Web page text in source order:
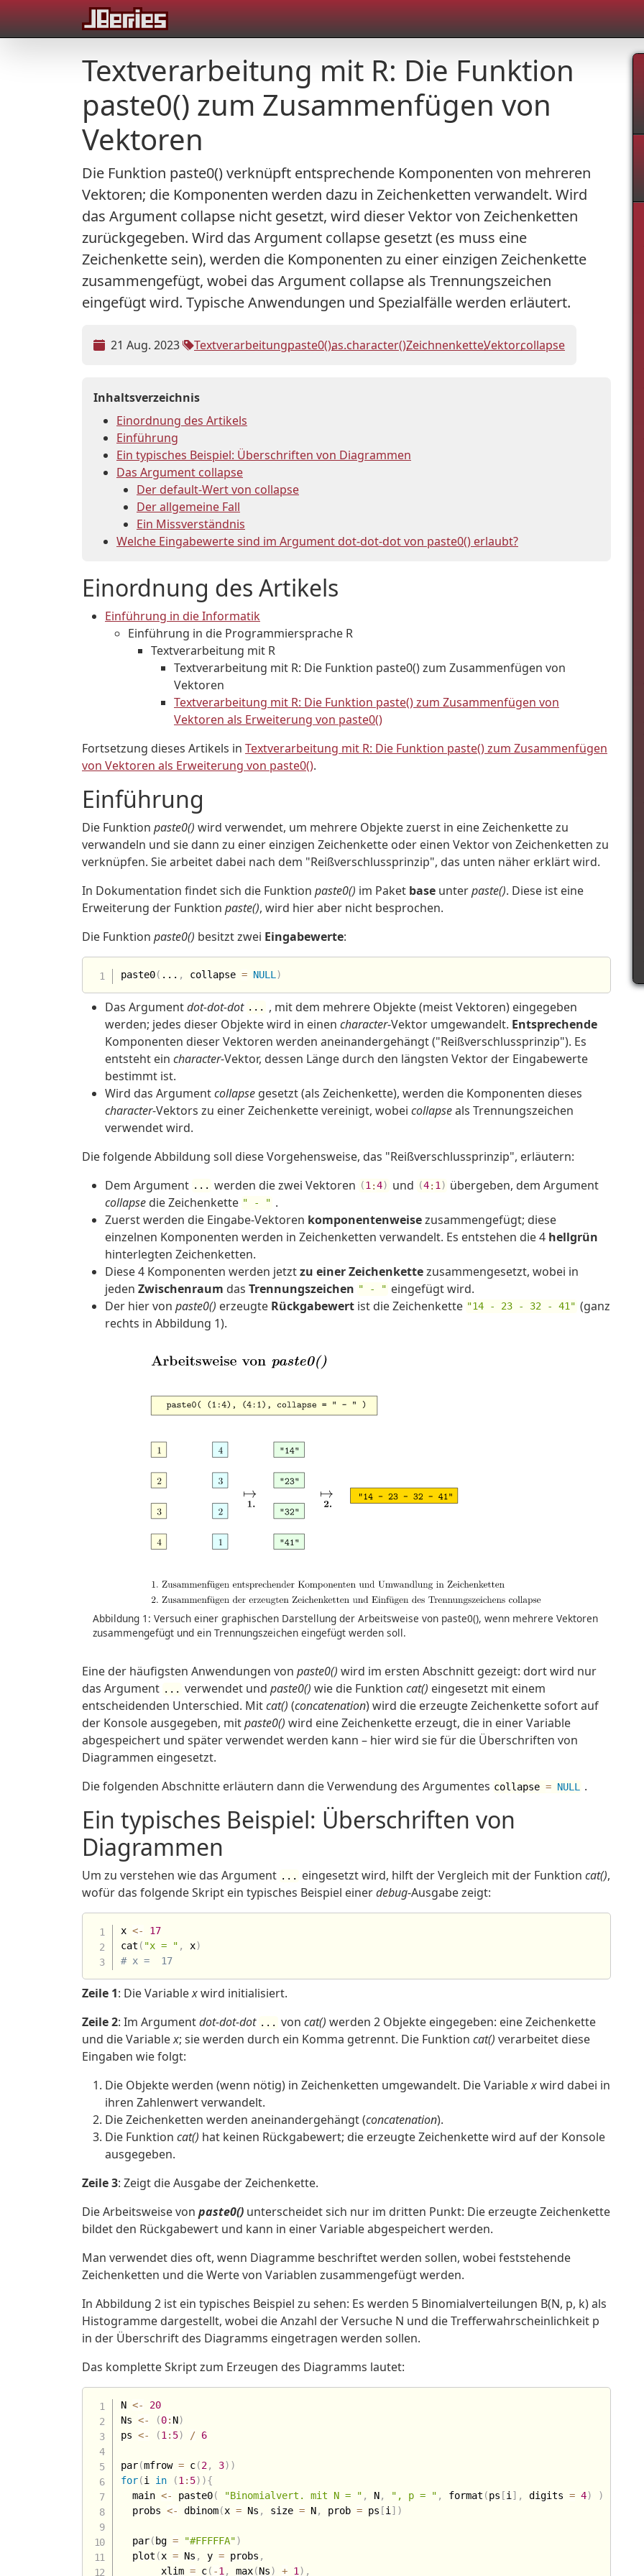
Textverarbeitung mit R: Die Funktion
paste0() zum Zusammenfügen von
Vektoren
Die Funktion paste0() verknüpft entsprechende Komponenten von mehreren
Vektoren; die Komponenten werden dazu in Zeichenketten verwandelt. Wird
das Argument collapse nicht gesetzt, wird dieser Vektor von Zeichenketten
zurückgegeben. Wird das Argument collapse gesetzt (es muss eine
Zeichenkette sein), werden die Komponenten zu einer einzigen Zeichenkette
zusammengefügt, wobei das Argument collapse als Trennungszeichen
eingefügt wird. Typische Anwendungen und Spezialfälle werden erläutert.
21 Aug. 2023 Textverarbeitungpaste0()as.character()ZeichnenketteVektorcollapse
Inhaltsverzeichnis
Einordnung des Artikels
Einführung
Ein typisches Beispiel: Überschriften von Diagrammen
Das Argument collapse
Der default-Wert von collapse
Der allgemeine Fall
Ein Missverständnis
Welche Eingabewerte sind im Argument dot-dot-dot von paste0() erlaubt?
Einordnung des Artikels
Einführung in die Informatik
Einführung in die Programmiersprache R
Textverarbeitung mit R
Textverarbeitung mit R: Die Funktion paste0() zum Zusammenfügen von
Vektoren
Textverarbeitung mit R: Die Funktion paste() zum Zusammenfügen von
Vektoren als Erweiterung von paste0()
Fortsetzung dieses Artikels in Textverarbeitung mit R: Die Funktion paste() zum Zusammenfügen
von Vektoren als Erweiterung von paste0().
Einführung
Die Funktion paste0() wird verwendet, um mehrere Objekte zuerst in eine Zeichenkette zu
verwandeln und sie dann zu einer einzigen Zeichenkette oder einen Vektor von Zeichenketten zu
verknüpfen. Sie arbeitet dabei nach dem "Reißverschlussprinzip", das unten näher erklärt wird.
In Dokumentation findet sich die Funktion paste0() im Paket base unterpaste(). Diese ist eine
Erweiterung der Funktion paste(), wird hier aber nicht besprochen.
Die Funktion paste0() besitzt zwei Eingabewerte:
paste0( ... , collapse = NULL )
Das Argumentdot-dot-dot ...
, mit dem mehrere Objekte (meist Vektoren) eingegeben
werden; jedes dieser Objekte wird in einen character-Vektor umgewandelt. Entsprechende
Komponenten dieser Vektoren werden aneinandergehängt ("Reißverschlussprinzip"). Es
entsteht ein character-Vektor, dessen Länge durch den längsten Vektor der Eingabewerte
bestimmt ist.
Wird das Argumentcollapse gesetzt (als Zeichenkette), werden die Komponenten dieses
character-Vektors zu einer Zeichenkette vereinigt, wobei collapseals Trennungszeichen
verwendet wird.
Die folgende Abbildung soll diese Vorgehensweise, das "Reißverschlussprinzip", erläutern:
Dem Argument ... werden die zwei Vektoren (1:4) und (4: 1) übergeben, dem Argument
collapse die Zeichenkette " - " .
Zuerst werden die Eingabe-Vektoren komponentenweisezusammengefügt; diese
einzelnen Komponenten werden in Zeichenketten verwandelt. Es entstehen die 4 hellgrün
hinterlegten Zeichenketten.
Diese 4 Komponenten werden jetztzu einer Zeichenkettezusammengesetzt, wobei in
jeden Zwischenraum das Trennungszeichen " - " eingefügt wird.
Der hier von paste0() erzeugte Rückgabewert ist die Zeichenkette "14 - 23 - 32 - 41" (ganz
rechts in Abbildung 1).
Abbildung 1: Versuch einer graphischen Darstellung der Arbeitsweise von paste0(), wenn mehrere Vektoren
zusammengefügt und ein Trennungszeichen eingefügt werden soll.
Eine der häufigsten Anwendungen von paste0() wird im ersten Abschnitt gezeigt: dort wird nur
das Argument ... verwendet und paste0() wie die Funktion cat() eingesetzt mit einem
entscheidenden Unterschied. Mitcat() (concatenation) wird die erzeugte Zeichenkette sofort auf
der Konsole ausgegeben, mitpaste0() wird eine Zeichenkette erzeugt, die in einer Variable
abgespeichert und später verwendet werden kann – hier wird sie für die Überschriften von
Diagrammen eingesetzt.
Die folgenden Abschnitte erläutern dann die Verwendung des Argumentes collapse= NULL .
Ein typisches Beispiel: Überschriften von
Diagrammen
Um zu verstehen wie das Argument ... eingesetzt wird, hilft der Vergleich mit der Funktion cat(),
wofür das folgende Skript ein typisches Beispiel einerdebug-Ausgabe zeigt:
x <-
17
cat ( "x = " , x)
# x =  17
Zeile 1: Die Variablexwird initialisiert.
Zeile 2: Im Argumentdot-dot-dot ... von cat() werden 2 Objekte eingegeben: eine Zeichenkette
und die Variablex; sie werden durch ein Komma getrennt. Die Funktion cat() verarbeitet diese
Eingaben wie folgt:
Die Objekte werden (wenn nötig) in Zeichenketten umgewandelt. Die Variablexwird dabei in
ihren Zahlenwert verwandelt.
Die Zeichenketten werden aneinandergehängt (concatenation).
Die Funktion cat() hat keinen Rückgabewert; die erzeugte Zeichenkette wird auf der Konsole
ausgegeben.
Zeile 3: Zeigt die Ausgabe der Zeichenkette.
Die Arbeitsweise von paste0() unterscheidet sich nur im dritten Punkt: Die erzeugte Zeichenkette
bildet den Rückgabewert und kann in einer Variable abgespeichert werden.
Man verwendet dies oft, wenn Diagramme beschriftet werden sollen, wobei feststehende
Zeichenketten und die Werte von Variablen zusammengefügt werden.
In Abbildung 2 ist ein typisches Beispiel zu sehen: Es werden 5 Binomialverteilungen B(N, p, k) als
Histogramme dargestellt, wobei die Anzahl der Versuche N und die Trefferwahrscheinlichkeit p
in der Überschrift des Diagramms eingetragen werden sollen.
Das komplette Skript zum Erzeugen des Diagramms lautet:
N <-
20
Ns <- (0: N)
ps <- (1 : 5) / 6
par(mfrow = c(2, 3) )
for(i in (1 : 5) ){
  main
<- paste0( "Binomialvert. mit N = " , N, ", p = " , format (ps [i ] , digits = 4)
)
  probs
<- dbinom(x = Ns , size = N, prob = ps [i ] )
  par
( bg = "#FFFFFA")
  plot
(x = Ns , y = probs ,
       xlim
= c( -1 , max(Ns) + 1 ) ,